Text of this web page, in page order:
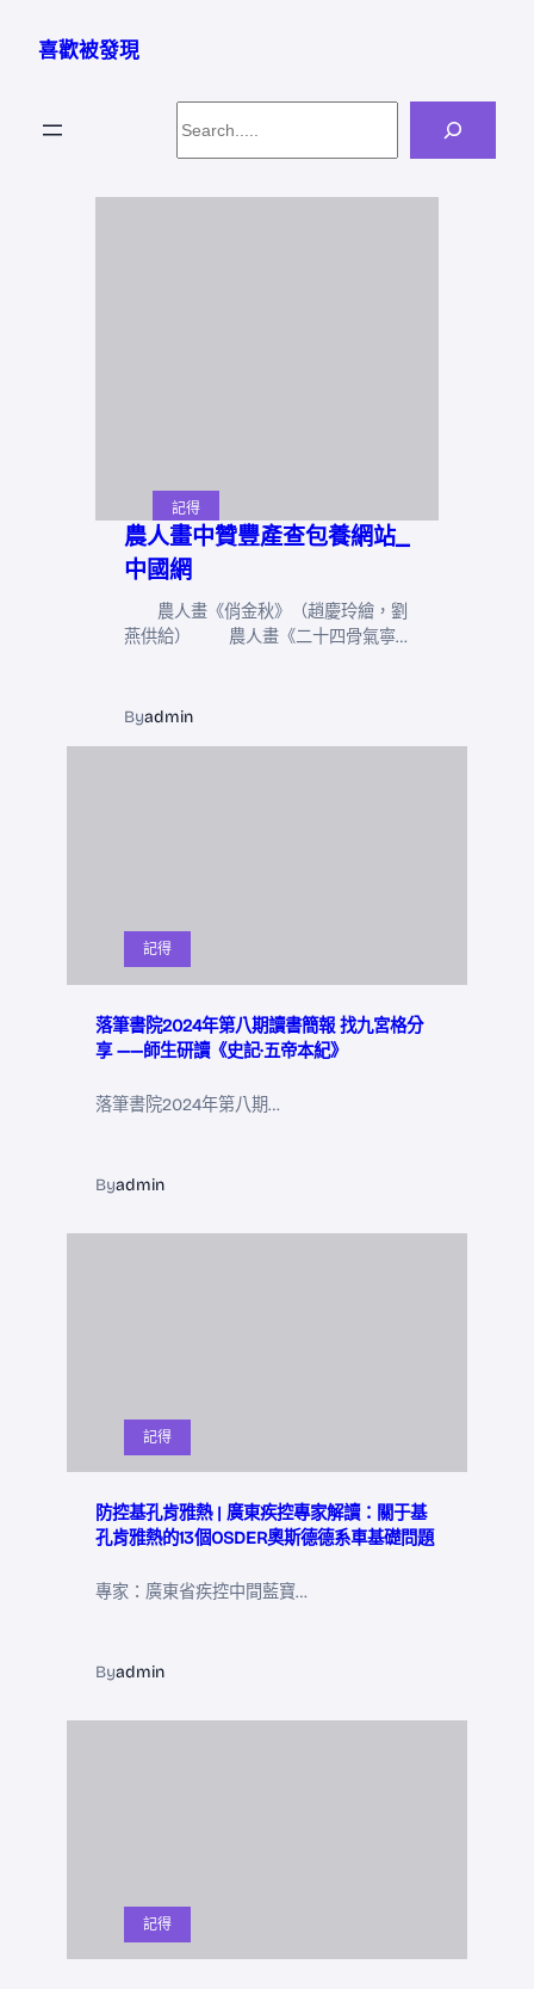
喜歡被發現
記得
農人畫中贊豐產查包養網站_
中國網
農人畫《俏金秋》（趙慶玲繪，劉
燕供給） 農人畫《二十四骨氣寧…
Byadmin
記得
落筆書院2024年第八期讀書簡報 找九宮格分
享 ——師生研讀《史記·五帝本紀》
落筆書院2024年第八期…
Byadmin
記得
防控基孔肯雅熱 | 廣東疾控專家解讀：關于基
孔肯雅熱的13個OSDER奧斯德德系車基礎問題
專家：廣東省疾控中間藍寶…
Byadmin
記得